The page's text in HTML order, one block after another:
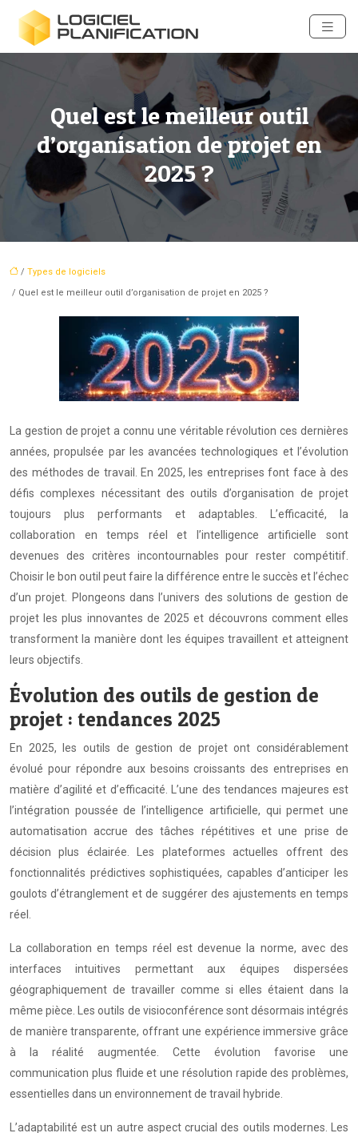
Quel est le meilleur outil
d’organisation de projet en
2025 ?
/ Types de logiciels
/ Quel est le meilleur outil d’organisation de projet en 2025 ?
années, propulsée par les avancées technologiques et l’évolution
des méthodes de travail. En 2025, les entreprises font face à des
défis complexes nécessitant des outils d’organisation de projet
toujours plus performants et adaptables. L’efficacité, la
collaboration en temps réel et l’intelligence artificielle sont
devenues des critères incontournables pour rester compétitif.
Choisir le bon outil peut faire la différence entre le succès et l’échec
d’un projet. Plongeons dans l’univers des solutions de gestion de
projet les plus innovantes de 2025 et découvrons comment elles
transforment la manière dont les équipes travaillent et atteignent
leurs objectifs.
Évolution des outils de gestion de
projet : tendances 2025
En 2025, les outils de gestion de projet ont considérablement
évolué pour répondre aux besoins croissants des entreprises en
matière d’agilité et d’efficacité. L’une des tendances majeures est
l’intégration poussée de l’intelligence artificielle, qui permet une
automatisation accrue des tâches répétitives et une prise de
décision plus éclairée. Les plateformes actuelles offrent des
fonctionnalités prédictives sophistiquées, capables d’anticiper les
goulots d’étranglement et de suggérer des ajustements en temps
réel.
La collaboration en temps réel est devenue la norme, avec des
interfaces intuitives permettant aux équipes dispersées
géographiquement de travailler comme si elles étaient dans la
même pièce. Les outils de visioconférence sont désormais intégrés
de manière transparente, offrant une expérience immersive grâce
à la réalité augmentée. Cette évolution favorise une
communication plus fluide et une résolution rapide des problèmes,
essentielles dans un environnement de travail hybride.
L’adaptabilité est un autre aspect crucial des outils modernes. Les